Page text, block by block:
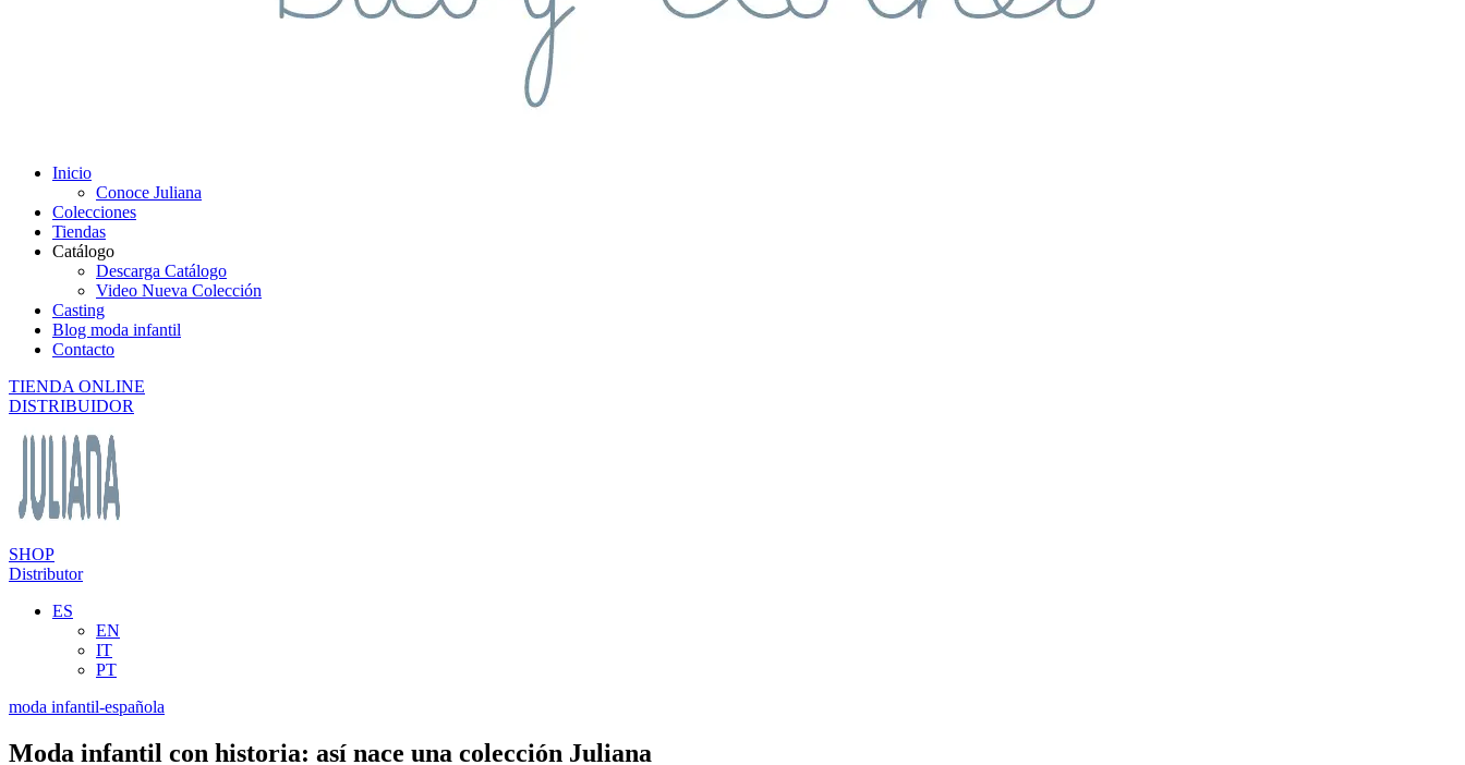
Inicio
Conoce Juliana
Colecciones
Tiendas
Catálogo
Descarga Catálogo
Video Nueva Colección
Casting
Blog moda infantil
Contacto
TIENDA ONLINE
DISTRIBUIDOR
SHOP
Distributor
ES
EN
IT
PT
moda infantil-española
Moda infantil con historia: así nace una colección Juliana